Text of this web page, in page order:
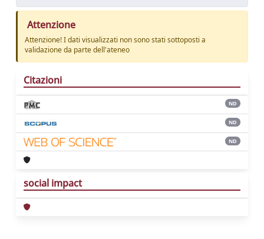
Attenzione
Attenzione! I dati visualizzati non sono stati sottoposti a
validazione da parte dell'ateneo
Citazioni
ND
ND
ND
social impact